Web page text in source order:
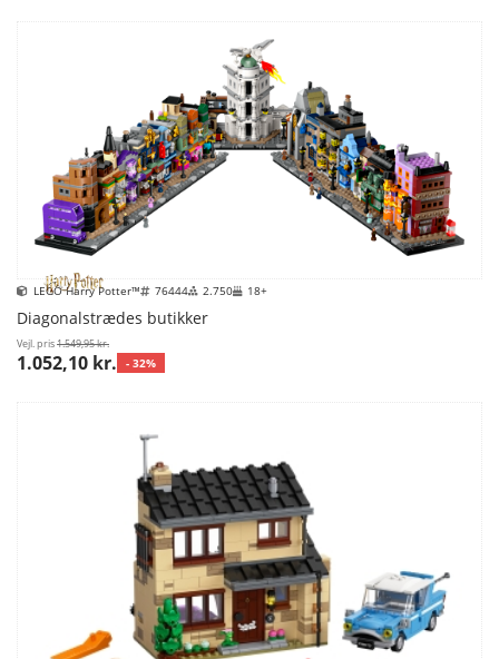
LEGO Harry Potter™ 76444 2.750 18+
Diagonalstrædes butikker
Vejl. pris1.549,95 kr.
1.052,10 kr. - 32%